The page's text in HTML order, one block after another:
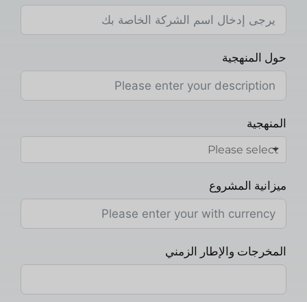
حول المنهجية
المنهجية
ميزانية المشروع
المخرجات والإطار الزمني